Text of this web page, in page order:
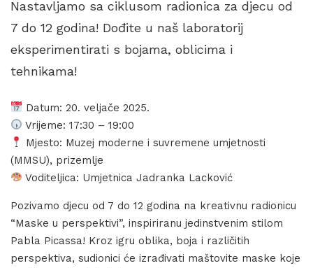
Nastavljamo sa ciklusom radionica za djecu od
7 do 12 godina! Dođite u naš laboratorij
eksperimentirati s bojama, oblicima i
tehnikama!
Datum: 20. veljače 2025.
Vrijeme: 17:30 – 19:00
Mjesto: Muzej moderne i suvremene umjetnosti
(MMSU), prizemlje
Voditeljica: Umjetnica Jadranka Lacković
Pozivamo djecu od 7 do 12 godina na kreativnu radionicu
“Maske u perspektivi”, inspiriranu jedinstvenim stilom
Pabla Picassa! Kroz igru oblika, boja i različitih
perspektiva, sudionici će izrađivati maštovite maske koje